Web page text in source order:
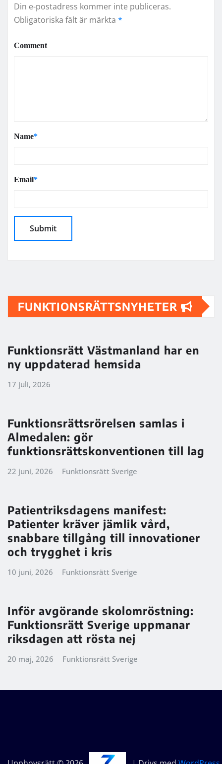
Din e-postadress kommer inte publiceras.
Obligatoriska fält är märkta *
Comment
Name*
Email*
FUNKTIONSRÄTTSNYHETER
Funktionsrätt Västmanland har en
ny uppdaterad hemsida
17 juli, 2026
Funktionsrättsrörelsen samlas i
Almedalen: gör
funktionsrättskonventionen till lag
22 juni, 2026 Funktionsrätt Sverige
Patientriksdagens manifest:
Patienter kräver jämlik vård,
snabbare tillgång till innovationer
och trygghet i kris
10 juni, 2026 Funktionsrätt Sverige
Inför avgörande skolomröstning:
Funktionsrätt Sverige uppmanar
riksdagen att rösta nej
20 maj, 2026 Funktionsrätt Sverige
Upphovsrätt © 2026 | Drivs medWordPress